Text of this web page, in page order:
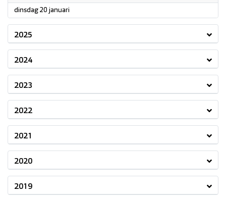
dinsdag 20 januari
2025
2024
2023
2022
2021
2020
2019